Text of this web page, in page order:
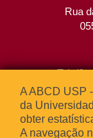
Rua
Tel:
E-
A ABCD USP
da
obter
A navegação